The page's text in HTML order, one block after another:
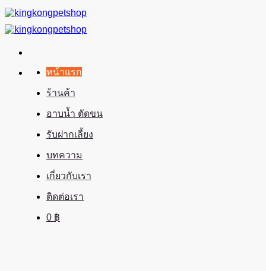
ข้าม
ไป
เนื้อหา
หน้าแรก
ร้านค้า
อาบน้ำ ตัดขน
รับฝากเลี้ยง
บทความ
เกี่ยวกับเรา
ติดต่อเรา
0 ฿